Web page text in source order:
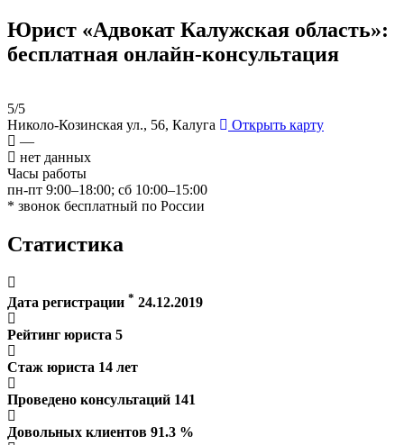
Юрист «Адвокат Калужская область»:
бесплатная онлайн-консультация
5/5
Николо-Козинская ул., 56, Калуга
Открыть карту
—
нет данных
Часы работы
пн-пт 9:00–18:00; сб 10:00–15:00
* звонок бесплатный по России
Статистика
Дата регистрации * 24.12.2019
Рейтинг юриста 5
Стаж юриста 14 лет
Проведено консультаций 141
Довольных клиентов 91.3 %